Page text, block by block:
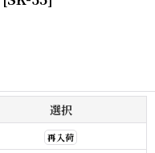
選択
再入荷